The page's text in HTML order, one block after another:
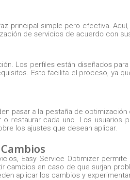
principal simple pero efectiva.
de servicios de acuerdo con
Los perfiles están diseñados
Esto facilita el proceso, ya
pasar a la pestaña de
restaurar cada uno. Los usuarios
los ajustes que desean aplicar.
Easy Service Optimizer
cambios en caso de que surjan
aplicar los cambios y